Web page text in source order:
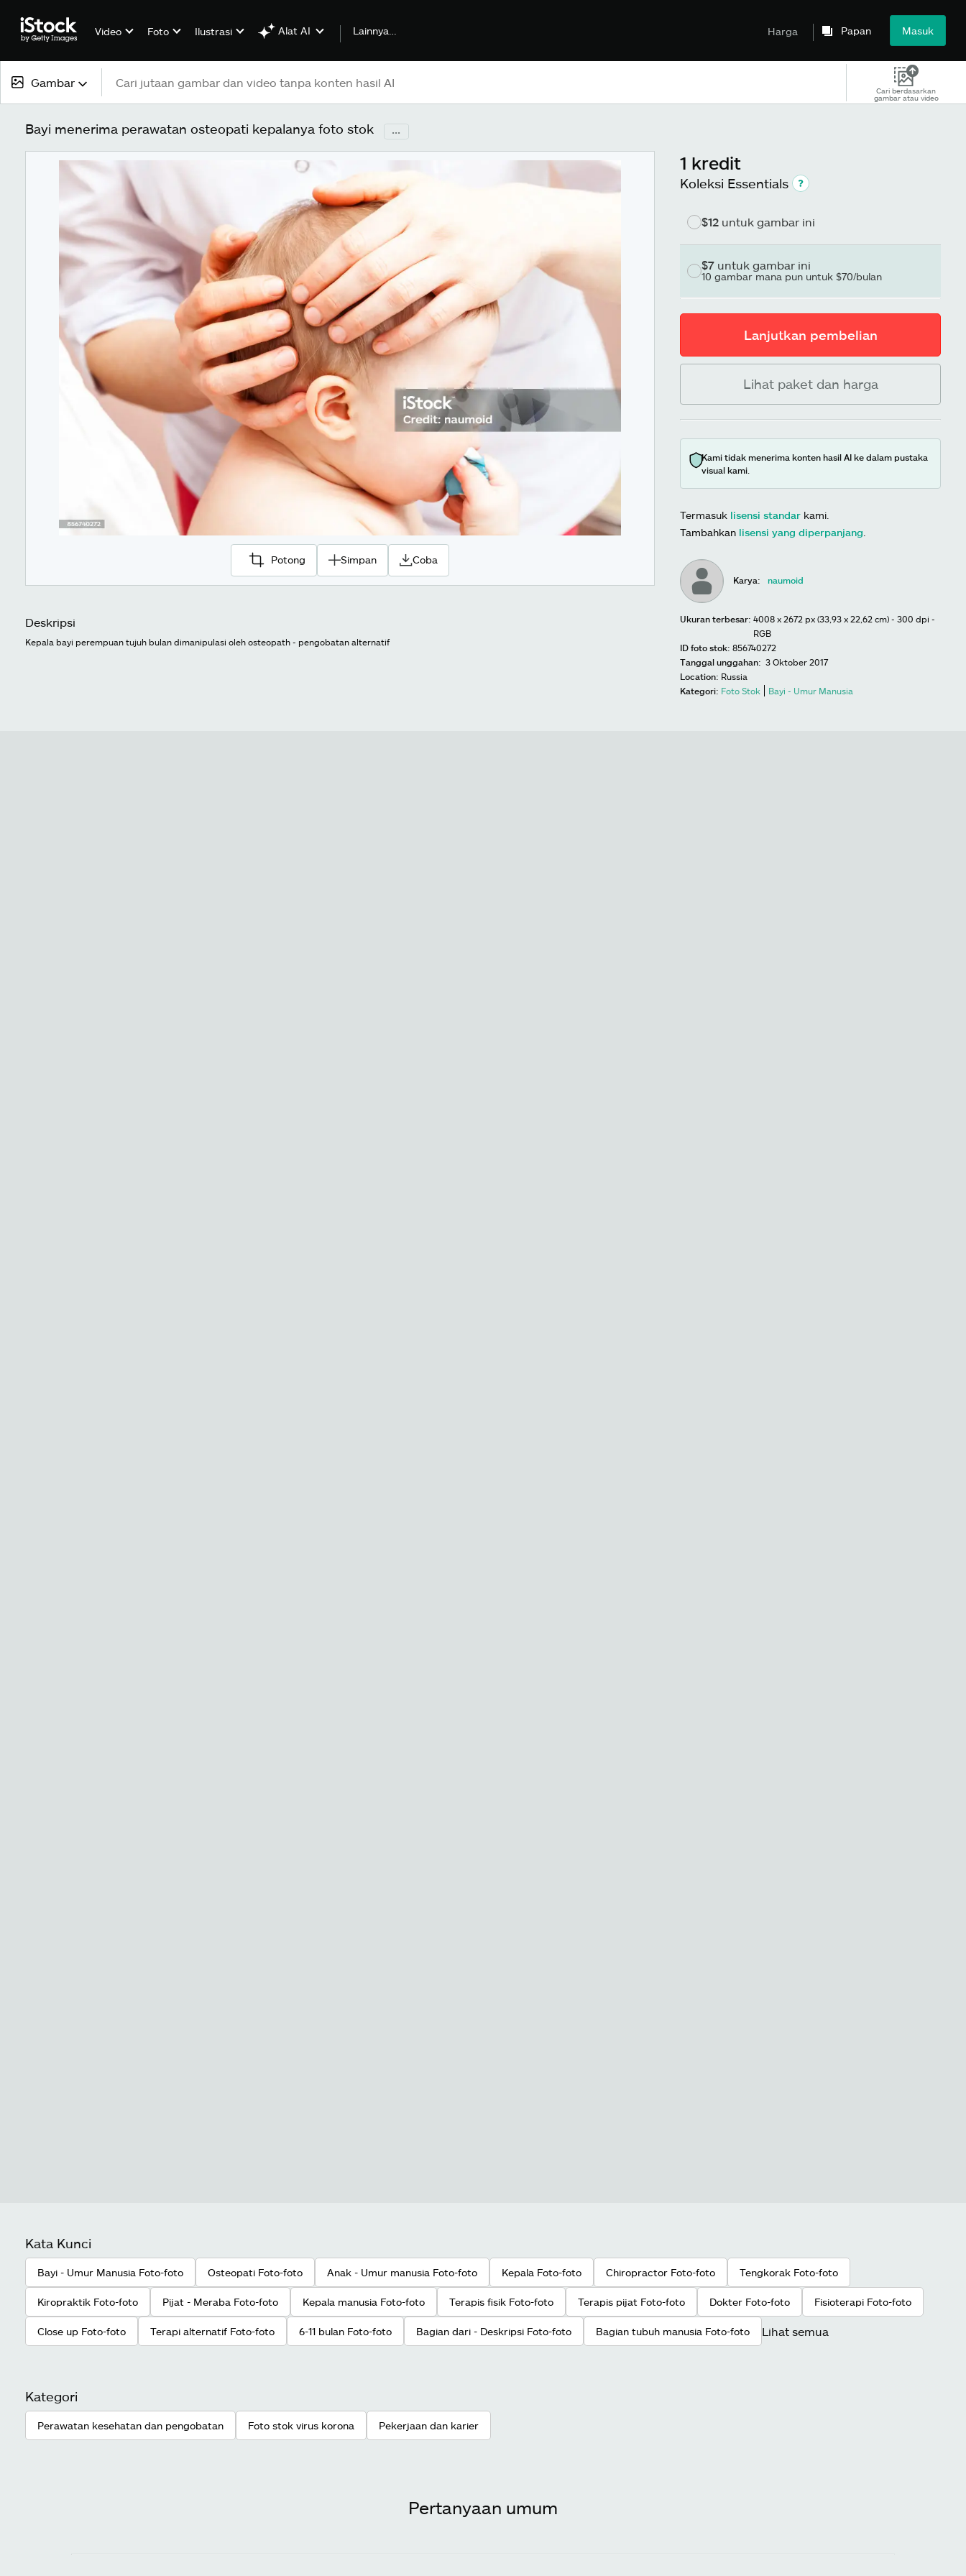
Video Foto Ilustrasi Alat AI Lainnya… Harga Papan Masuk
Gambar
Gambar
Ilustrasi
Vektor
Cari berdasarkan
gambar atau video
Bayi menerima perawatan osteopati kepalanya foto stok ...
Potong Simpan Coba
Deskripsi
Kepala bayi perempuan tujuh bulan dimanipulasi oleh osteopath - pengobatan alternatif
1 kredit
Koleksi Essentials
$12 untuk gambar ini
$7 untuk gambar ini
10 gambar mana pun untuk $70/bulan
Lanjutkan pembelian
Lihat paket dan harga
Kami tidak menerima konten hasil AI ke dalam pustaka
visual kami.
Termasuk lisensi standar kami.
Tambahkan lisensi yang diperpanjang
Karya: naumoid
Ukuran terbesar: 4008 x 2672 px (33,93 x 22,62 cm) - 300 dpi -
RGB
ID foto stok: 856740272
Tanggal unggahan: 3 Oktober 2017
Location: Russia
Kategori: Foto Stok Bayi - Umur Manusia
Kata Kunci
Bayi - Umur Manusia Foto-foto Osteopati Foto-foto Anak - Umur manusia Foto-foto Kepala Foto-foto Chiropractor Foto-foto Tengkorak Foto-foto
Kiropraktik Foto-foto Pijat - Meraba Foto-foto Kepala manusia Foto-foto Terapis fisik Foto-foto Terapis pijat Foto-foto Dokter Foto-foto Fisioterapi Foto-foto
Close up Foto-foto Terapi alternatif Foto-foto 6-11 bulan Foto-foto Bagian dari - Deskripsi Foto-foto Bagian tubuh manusia Foto-foto Lihat semua
Kategori
Perawatan kesehatan dan pengobatan Foto stok virus korona Pekerjaan dan karier
Pertanyaan umum